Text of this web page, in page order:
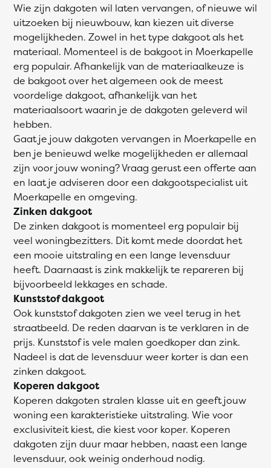
Wie zijn dakgoten wil laten vervangen, of nieuwe wil
uitzoeken bij nieuwbouw, kan kiezen uit diverse
mogelijkheden. Zowel in het type dakgoot als het
materiaal. Momenteel is de bakgoot in Moerkapelle
erg populair. Afhankelijk van de materiaalkeuze is
de bakgoot over het algemeen ook de meest
voordelige dakgoot, afhankelijk van het
materiaalsoort waarin je de dakgoten geleverd wil
hebben.
Gaat je jouw dakgoten vervangen in Moerkapelle en
ben je benieuwd welke mogelijkheden er allemaal
zijn voor jouw woning? Vraag gerust een offerte aan
en laat je adviseren door een dakgootspecialist uit
Moerkapelle en omgeving.
Zinken dakgoot
De zinken dakgoot is momenteel erg populair bij
veel woningbezitters. Dit komt mede doordat het
een mooie uitstraling en een lange levensduur
heeft. Daarnaast is zink makkelijk te repareren bij
bijvoorbeeld lekkages en schade.
Kunststof dakgoot
Ook kunststof dakgoten zien we veel terug in het
straatbeeld. De reden daarvan is te verklaren in de
prijs. Kunststof is vele malen goedkoper dan zink.
Nadeel is dat de levensduur weer korter is dan een
zinken dakgoot.
Koperen dakgoot
Koperen dakgoten stralen klasse uit en geeft jouw
woning een karakteristieke uitstraling. Wie voor
exclusiviteit kiest, die kiest voor koper. Koperen
dakgoten zijn duur maar hebben, naast een lange
levensduur, ook weinig onderhoud nodig.